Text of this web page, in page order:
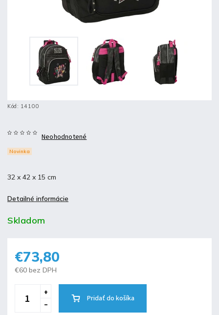
Kód: 14100
Novinka
Neohodnotené
32 x 42 x 15 cm
Detailné informácie
Skladom
€73,80
€60 bez DPH
Pridať do košíka